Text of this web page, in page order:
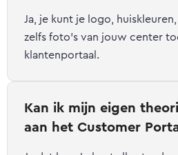
Ja, je kunt je logo,
zelfs foto's van jouw center
klantenportaal.
Kan ik mijn eigen
aan het Customer